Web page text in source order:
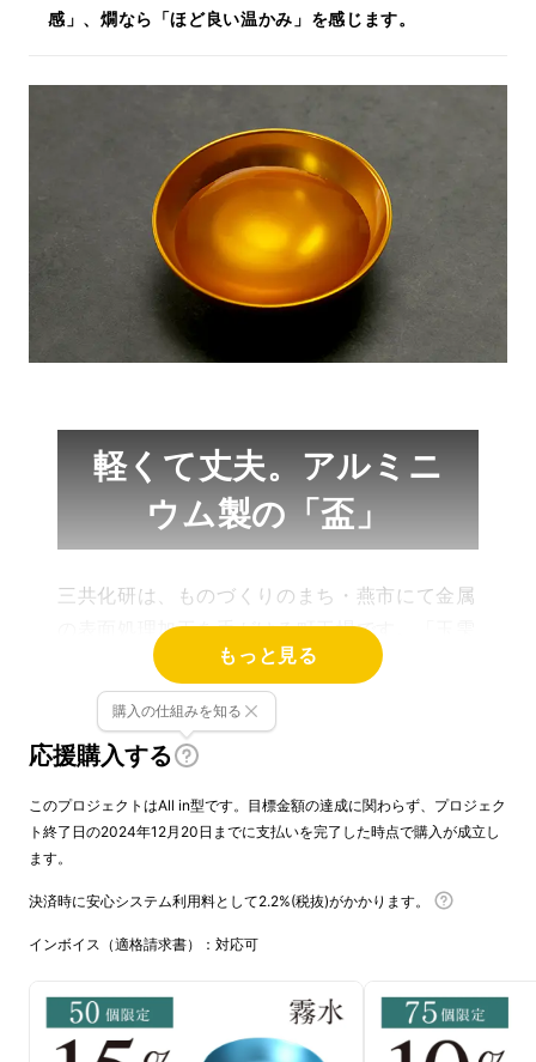
感」、燗なら「ほど良い温かみ」を感じます。
軽くて丈夫。アルミニ
ウム製の「盃」
三共化研は、ものづくりのまち・燕市にて金属
の表面処理加工を手がける町工場です。「玉雫
（たましずく）」は、アルミニウム製の盃。ピ
カピカの「鏡面仕上げ」を施しました。
もっと見る
応援購入する
購入の仕組みを知る
このプロジェクトはAll in型です。目標金額の達成に関わらず、プロジェク
ト終了日の2024年12月20日までに支払いを完了した時点で購入が成立し
ます。
決済時に安心システム利用料として2.2%(税抜)がかかります。
インボイス（適格請求書）：対応可